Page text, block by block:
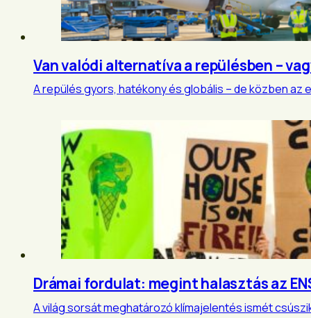
Van valódi alternatíva a repülésben –
A repülés gyors, hatékony és globális – de közben
Drámai fordulat: megint halasztás az
A világ sorsát meghatározó klímajelentés ismét